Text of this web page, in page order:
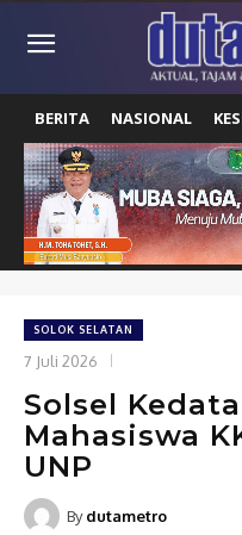
BERITA NASIONAL
SOLOK SELATAN
7 Juli 2026
Solsel
Mahasiswa
UNP
By dutametro